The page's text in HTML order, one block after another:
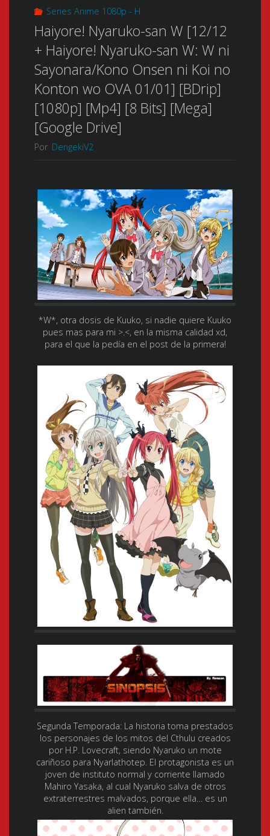
Series Anime 1080p - H
Haiyore! Nyaruko-san W [12/12
+ Haiyore! Nyaruko-san W: W ni
Sayonara/Kono Onsen ni Koi no
Konton wo OVA 01/01] [BDrip]
[1080p] [Mp4] [8 Bits] [Mega]
[Google Drive]
Por DengekiV2
*W*, otra dosis de Kuuko, si nadie quiere Kuuko
pues mas para mi >.<, en la misma calidad xd,
para el que la pedía en el post de la primera!
Segunda Temporada: La historia toma prestados
los personajes de los mitos del Cthulu creados
por H.P. Lovecraft, siendo Nyaruko un mote
cariñoso para Nyarlathotep. El protagonista es un
joven de instituto normal y corriente llamado
Mahiro Yasaka, al cual Nyaruko salva de otros
extraterrestres malvados, porque ella… es un
alien también.